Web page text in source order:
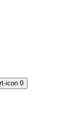
0